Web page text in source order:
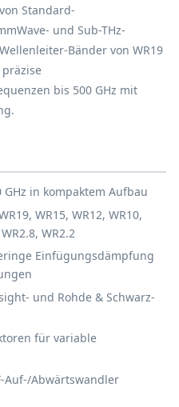
Standard-
und Sub-THz-
Bänder von WR19
bis 500 GHz mit
in kompaktem Aufbau
WR15, WR12, WR10,
WR2.2
Einfügungsdämpfung
und Rohde & Schwarz-
für variable
Auf-/Abwärtswandler